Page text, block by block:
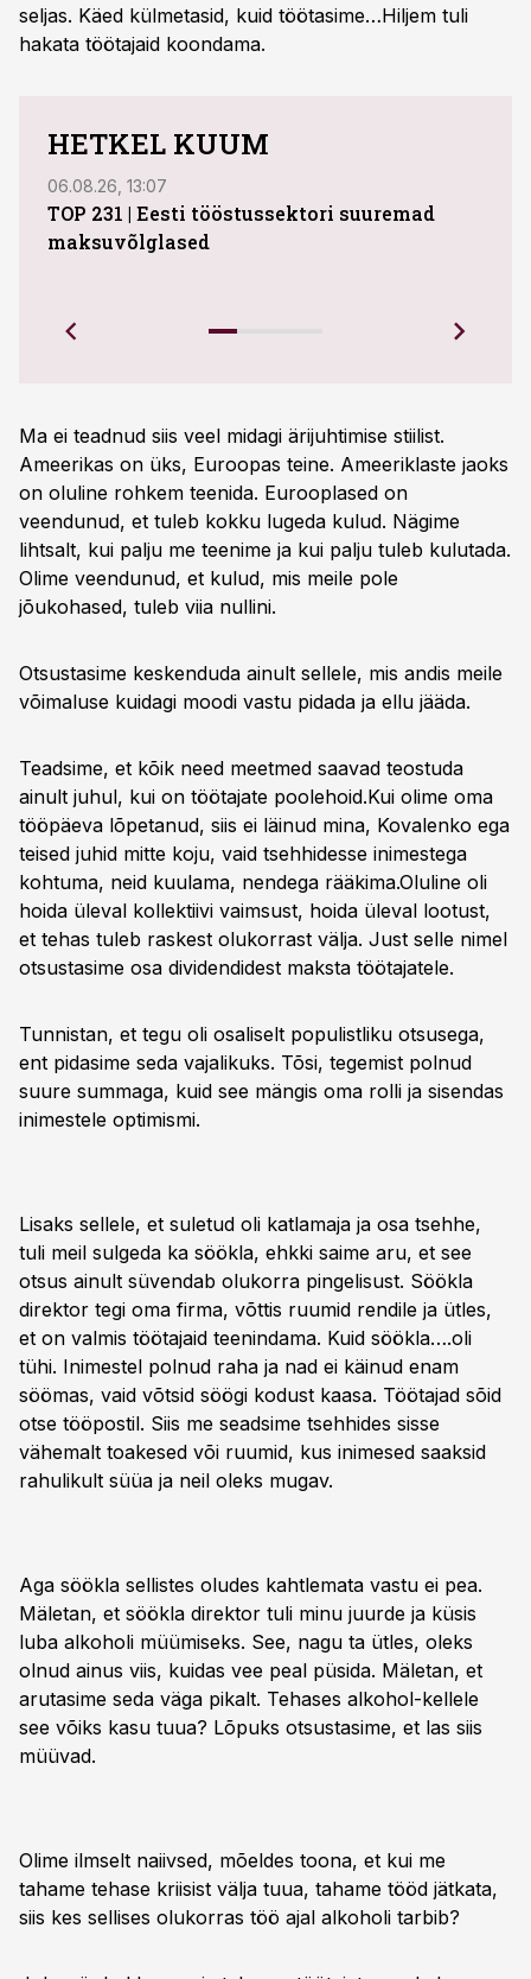
seljas. Käed külmetasid, kuid töötasime…Hiljem tuli
hakata töötajaid koondama.
HETKEL KUUM
06.08.26, 13:07
TOP 231 | Eesti tööstussektori suuremad
maksuvõlglased
Ma ei teadnud siis veel midagi ärijuhtimise stiilist.
Ameerikas on üks, Euroopas teine. Ameeriklaste jaoks
on oluline rohkem teenida. Eurooplased on
veendunud, et tuleb kokku lugeda kulud. Nägime
lihtsalt, kui palju me teenime ja kui palju tuleb kulutada.
Olime veendunud, et kulud, mis meile pole
jõukohased, tuleb viia nullini.
Otsustasime keskenduda ainult sellele, mis andis meile
võimaluse kuidagi moodi vastu pidada ja ellu jääda.
Teadsime, et kõik need meetmed saavad teostuda
ainult juhul, kui on töötajate poolehoid.Kui olime oma
tööpäeva lõpetanud, siis ei läinud mina, Kovalenko ega
teised juhid mitte koju, vaid tsehhidesse inimestega
kohtuma, neid kuulama, nendega rääkima.Oluline oli
hoida üleval kollektiivi vaimsust, hoida üleval lootust,
et tehas tuleb raskest olukorrast välja. Just selle nimel
otsustasime osa dividendidest maksta töötajatele.
Tunnistan, et tegu oli osaliselt populistliku otsusega,
ent pidasime seda vajalikuks. Tõsi, tegemist polnud
suure summaga, kuid see mängis oma rolli ja sisendas
inimestele optimismi.
Lisaks sellele, et suletud oli katlamaja ja osa tsehhe,
tuli meil sulgeda ka söökla, ehkki saime aru, et see
otsus ainult süvendab olukorra pingelisust. Söökla
direktor tegi oma firma, võttis ruumid rendile ja ütles,
et on valmis töötajaid teenindama. Kuid söökla….oli
tühi. Inimestel polnud raha ja nad ei käinud enam
söömas, vaid võtsid söögi kodust kaasa. Töötajad sõid
otse tööpostil. Siis me seadsime tsehhides sisse
vähemalt toakesed või ruumid, kus inimesed saaksid
rahulikult süüa ja neil oleks mugav.
Aga söökla sellistes oludes kahtlemata vastu ei pea.
Mäletan, et söökla direktor tuli minu juurde ja küsis
luba alkoholi müümiseks. See, nagu ta ütles, oleks
olnud ainus viis, kuidas vee peal püsida. Mäletan, et
arutasime seda väga pikalt. Tehases alkohol-kellele
see võiks kasu tuua? Lõpuks otsustasime, et las siis
müüvad.
Olime ilmselt naiivsed, mõeldes toona, et kui me
tahame tehase kriisist välja tuua, tahame tööd jätkata,
siis kes sellises olukorras töö ajal alkoholi tarbib?